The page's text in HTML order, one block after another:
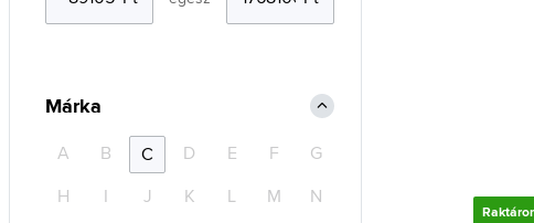
Márka
A B C D E F
G
H
I J K L M
N